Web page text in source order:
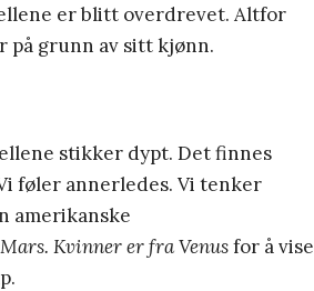
er blitt overdrevet. Altfor
grunn av sitt kjønn.
stikker dypt. Det finnes
føler annerledes. Vi tenker
amerikanske
Kvinner er fra Venusfor å vise